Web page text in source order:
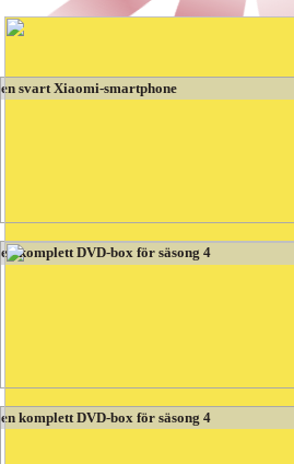
Spel på Butins
en svart Xiaomi-smartphone
en komplett DVD-box för säsong 4
en komplett DVD-box för säsong 4